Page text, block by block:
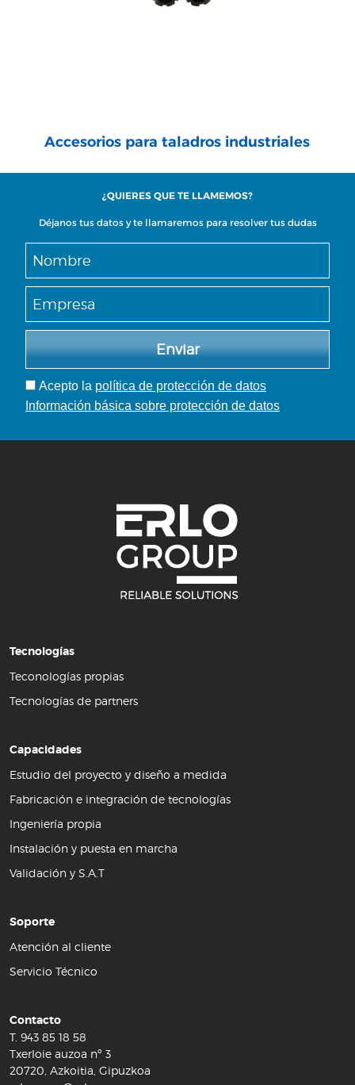
Accesorios para taladros industriales
¿QUIERES QUE TE LLAMEMOS?
Déjanos tus datos y te llamaremos para resolver tus dudas
Enviar
Acepto la política de protección de datos
Información básica sobre protección de datos
Tecnologías
Teconologías propias
Tecnologías de partners
Capacidades
Estudio del proyecto y diseño a medida
Fabricación e integración de tecnologías
Ingeniería propia
Instalación y puesta en marcha
Validación y S.A.T
Soporte
Atención al cliente
Servicio Técnico
Contacto
T. 943 85 18 58
Txerloie auzoa nº 3
20720, Azkoitia, Gipuzkoa